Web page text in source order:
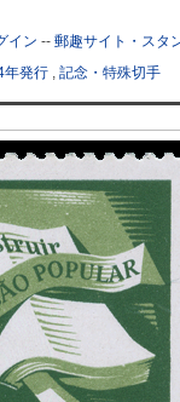
イン -- 郵趣サイト・スタ
年発行 , 記念・特殊切手